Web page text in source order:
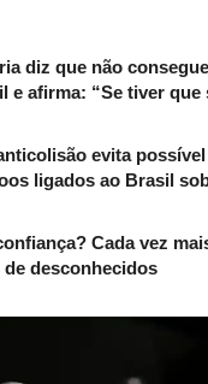
diz que não
e afirma: “Se tiver que
evita
ligados ao Brasil
Cada vez
desconhecidos